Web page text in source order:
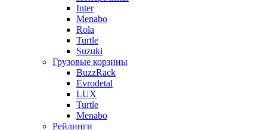
Inter
Menabo
Rola
Turtle
Suzuki
Грузовые корзины
BuzzRack
Evrodetal
LUX
Turtle
Menabo
Рейлинги